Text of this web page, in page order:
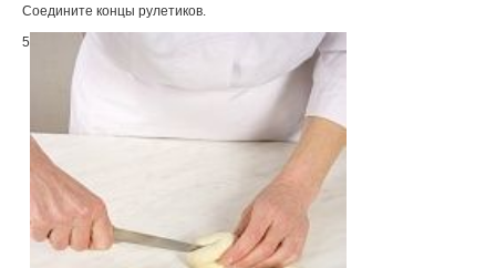
Соедините концы рулетиков.
5